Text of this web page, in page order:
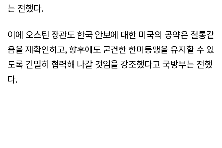
는 전했다.
이에 오스틴 장관도 한국 안보에 대한 미국의 공약은 철통같
음을 재확인하고, 향후에도 굳건한 한미동맹을 유지할 수 있
도록 긴밀히 협력해 나갈 것임을 강조했다고 국방부는 전했
다.